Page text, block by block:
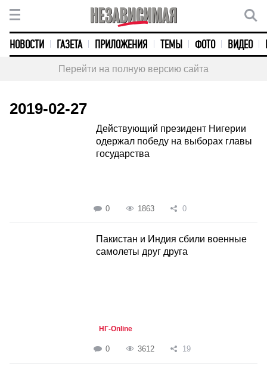
НОВОСТИ ГАЗЕТА ПРИЛОЖЕНИЯ ТЕМЫ ФОТО ВИДЕО
Перейти на полную версию сайта
2019-02-27
Действующий президент Нигерии
одержал победу на выборах главы
государства
0 1863 0
Пакистан и Индия сбили военные
самолеты друг друга
НГ-Online
0 3612 19